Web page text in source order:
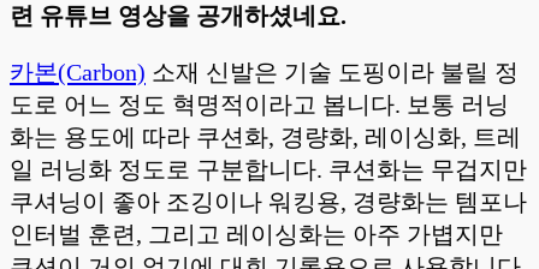
련 유튜브 영상을 공개하셨네요.
카본(Carbon) 소재 신발은 기술 도핑이라 불릴 정
도로 어느 정도 혁명적이라고 봅니다. 보통 러닝
화는 용도에 따라 쿠션화, 경량화, 레이싱화, 트레
일 러닝화 정도로 구분합니다. 쿠션화는 무겁지만
쿠셔닝이 좋아 조깅이나 워킹용, 경량화는 템포나
인터벌 훈련, 그리고 레이싱화는 아주 가볍지만